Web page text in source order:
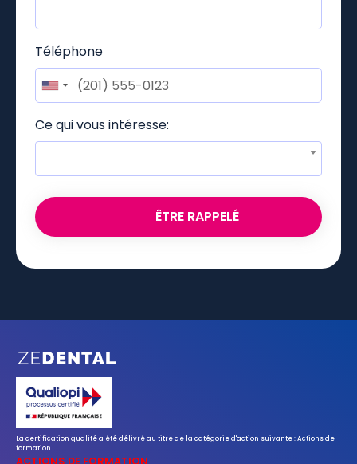
Téléphone
Ce qui vous intéresse:
ÊTRE RAPPELÉ
La certification qualité a été délivré au titre de la catégorie d'action suivante : Actions de
formation
ACTIONS DE FORMATION